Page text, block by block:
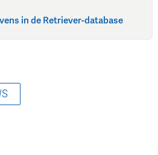
in de Retriever-database